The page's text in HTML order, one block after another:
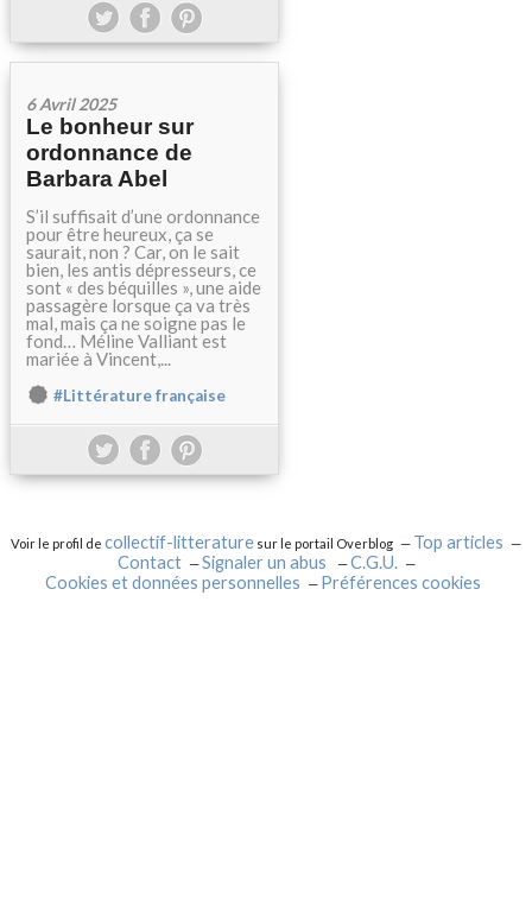
6 Avril 2025
Le bonheur sur
ordonnance de
Barbara Abel
S’il suffisait d’une ordonnance
pour être heureux, ça se
saurait, non ? Car, on le sait
bien, les antis dépresseurs, ce
sont « des béquilles », une aide
passagère lorsque ça va très
mal, mais ça ne soigne pas le
fond… Méline Valliant est
mariée à Vincent,...
#Littérature française
Voir le profil de collectif-litterature sur le portail Overblog
Top articles
Contact
Signaler un abus
C.G.U.
Cookies et données personnelles
Préférences cookies